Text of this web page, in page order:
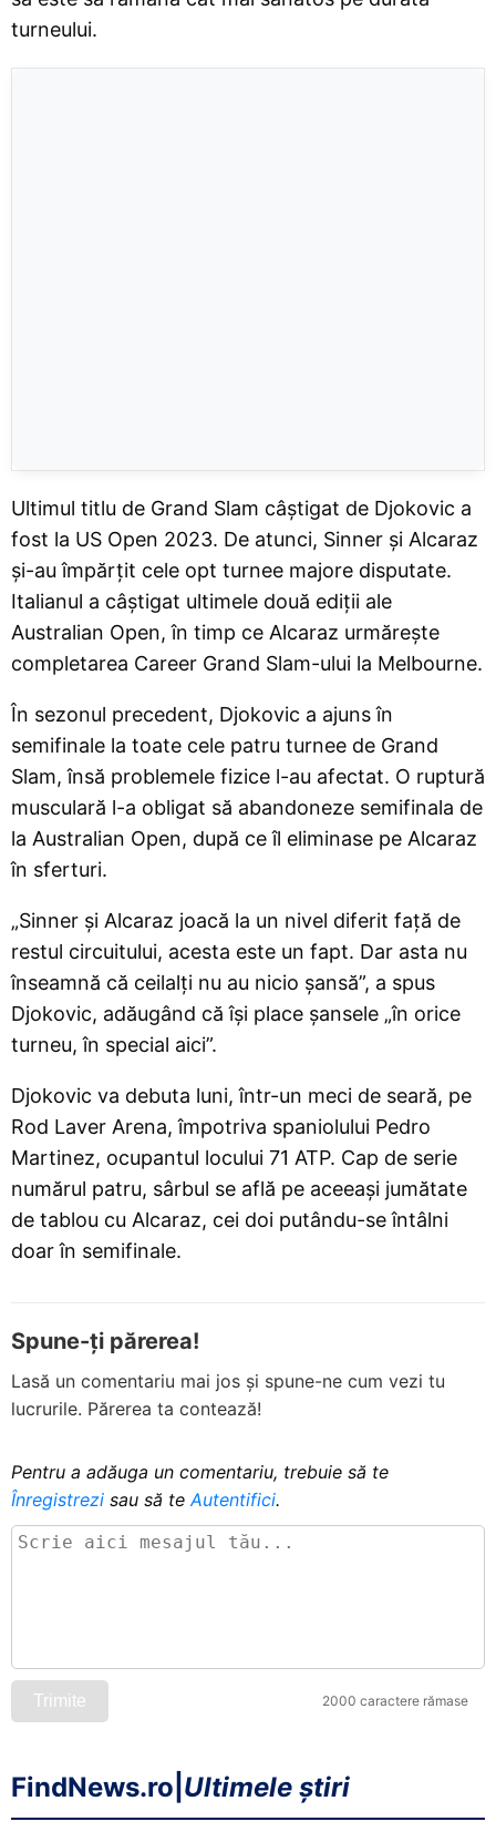
turneului.
Ultimul titlu de Grand Slam câștigat de Djokovic a
fost la US Open 2023. De atunci, Sinner și Alcaraz
și-au împărțit cele opt turnee majore disputate.
Italianul a câștigat ultimele două ediții ale
Australian Open, în timp ce Alcaraz urmărește
completarea Career Grand Slam-ului la Melbourne.
În sezonul precedent, Djokovic a ajuns în
semifinale la toate cele patru turnee de Grand
Slam, însă problemele fizice l-au afectat. O ruptură
musculară l-a obligat să abandoneze semifinala de
la Australian Open, după ce îl eliminase pe Alcaraz
în sferturi.
„Sinner și Alcaraz joacă la un nivel diferit față de
restul circuitului, acesta este un fapt. Dar asta nu
înseamnă că ceilalți nu au nicio șansă”, a spus
Djokovic, adăugând că își place șansele „în orice
turneu, în special aici”.
Djokovic va debuta luni, într-un meci de seară, pe
Rod Laver Arena, împotriva spaniolului Pedro
Martinez, ocupantul locului 71 ATP. Cap de serie
numărul patru, sârbul se află pe aceeași jumătate
de tablou cu Alcaraz, cei doi putându-se întâlni
doar în semifinale.
Spune-ți părerea!
Lasă un comentariu mai jos și spune-ne cum vezi tu
lucrurile. Părerea ta contează!
Pentru a adăuga un comentariu, trebuie să te
Înregistrezi sau să te Autentifici.
2000 caractere rămase
Trimite
FindNews.ro Ultimele știri